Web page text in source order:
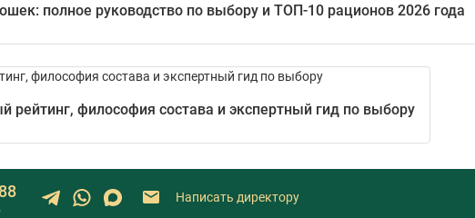
полное руководство по выбору и ТОП-10 рационов 2026 года
рейтинг, философия состава и экспертный гид по выбору
Написать директору